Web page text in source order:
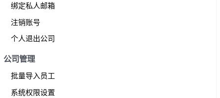
绑定私人邮箱
注销账号
个人退出公司
公司管理
批量导入员工
系统权限设置